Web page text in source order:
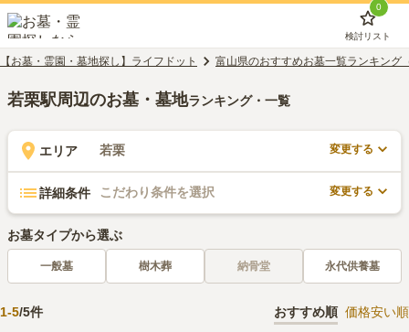
0
検討リスト
【お墓・霊園・墓地探し】ライフドット 富山県のおすすめお墓一覧ランキング
若栗駅周辺のお墓・墓地ランキング・一覧
エリア 若栗 変更する
詳細条件 こだわり条件を選択 変更する
お墓タイプから選ぶ
一般墓 樹木葬 納骨堂 永代供養墓
1-5/5件 おすすめ順 価格安い順